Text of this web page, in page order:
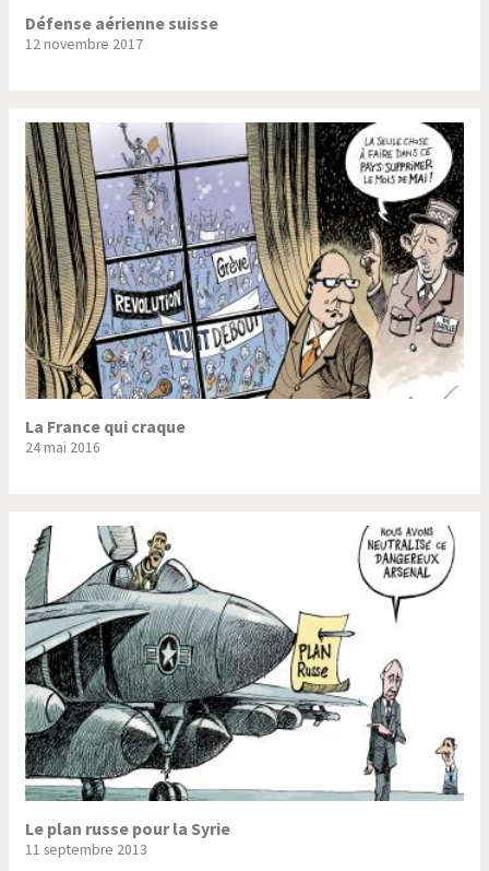
Défense aérienne suisse
12 novembre 2017
La France qui craque
24 mai 2016
Le plan russe pour la Syrie
11 septembre 2013